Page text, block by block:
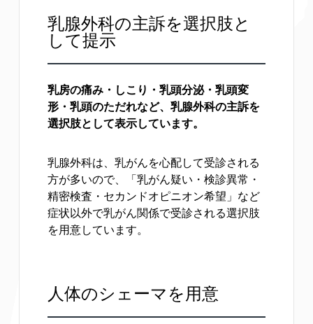
乳腺外科の主訴を選択肢と
して提示
乳房の痛み・しこり・乳頭分泌・乳頭変
形・乳頭のただれなど、乳腺外科の主訴を
選択肢として表示しています。
乳腺外科は、乳がんを心配して受診される
方が多いので、「乳がん疑い・検診異常・
精密検査・セカンドオピニオン希望」など
症状以外で乳がん関係で受診される選択肢
を用意しています。
人体のシェーマを用意